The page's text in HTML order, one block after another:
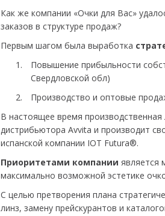
Как же компании «Очки для Вас»
заказов в структуре продаж?
Первым шагом была выработка
Повышение прибыльности
Свердловской обл)
Производство и оптовые
В настоящее время
дистрибьютора Avvita и производит
испанской компании IOT Futura®.
Приоритетами компании является
максимально возможной эстетике
С целью претворения плана
линз, замену прейскурантов и